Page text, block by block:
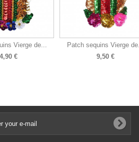
Vierge de...
4,90 €
Patch sequins Vierge
9,50 €